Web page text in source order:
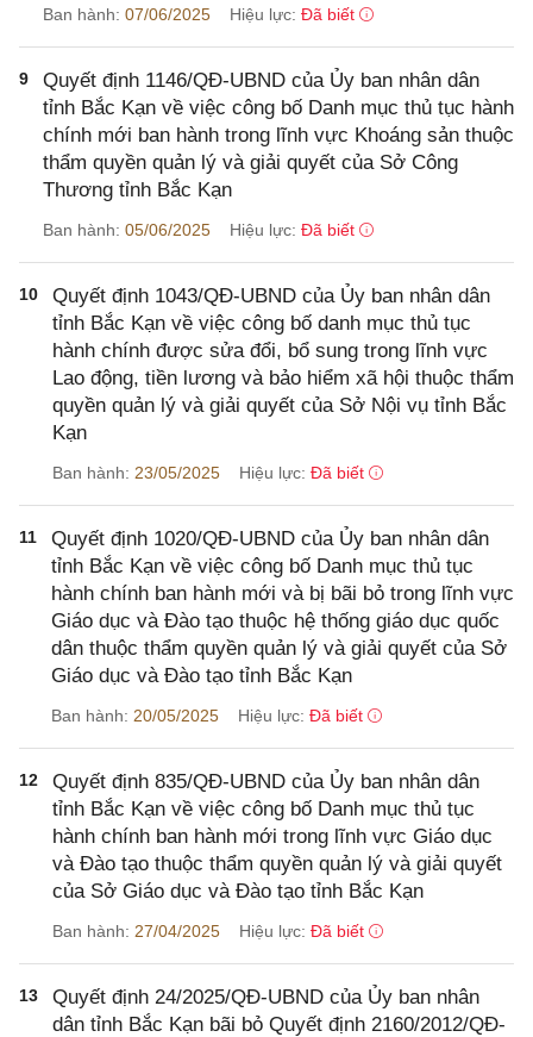
Ban hành: 07/06/2025 Hiệu lực: Đã biết
9
Quyết định 1146/QĐ-UBND của Ủy ban nhân dân
tỉnh Bắc Kạn về việc công bố Danh mục thủ tục hành
chính mới ban hành trong lĩnh vực Khoáng sản thuộc
thẩm quyền quản lý và giải quyết của Sở Công
Thương tỉnh Bắc Kạn
Ban hành: 05/06/2025 Hiệu lực: Đã biết
10
Quyết định 1043/QĐ-UBND của Ủy ban nhân dân
tỉnh Bắc Kạn về việc công bố danh mục thủ tục
hành chính được sửa đổi, bổ sung trong lĩnh vực
Lao động, tiền lương và bảo hiểm xã hội thuộc thẩm
quyền quản lý và giải quyết của Sở Nội vụ tỉnh Bắc
Kạn
Ban hành: 23/05/2025 Hiệu lực: Đã biết
11
Quyết định 1020/QĐ-UBND của Ủy ban nhân dân
tỉnh Bắc Kạn về việc công bố Danh mục thủ tục
hành chính ban hành mới và bị bãi bỏ trong lĩnh vực
Giáo dục và Đào tạo thuộc hệ thống giáo dục quốc
dân thuộc thẩm quyền quản lý và giải quyết của Sở
Giáo dục và Đào tạo tỉnh Bắc Kạn
Ban hành: 20/05/2025 Hiệu lực: Đã biết
12
Quyết định 835/QĐ-UBND của Ủy ban nhân dân
tỉnh Bắc Kạn về việc công bố Danh mục thủ tục
hành chính ban hành mới trong lĩnh vực Giáo dục
và Đào tạo thuộc thẩm quyền quản lý và giải quyết
của Sở Giáo dục và Đào tạo tỉnh Bắc Kạn
Ban hành: 27/04/2025 Hiệu lực: Đã biết
13
Quyết định 24/2025/QĐ-UBND của Ủy ban nhân
dân tỉnh Bắc Kạn bãi bỏ Quyết định 2160/2012/QĐ-